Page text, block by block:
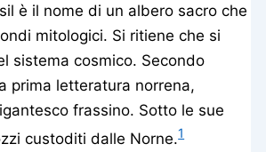
è il nome di un albero sacro che
mitologici. Si ritiene che si
sistema cosmico. Secondo
prima letteratura norrena,
frassino. Sotto le sue
custoditi dalle Norne.1